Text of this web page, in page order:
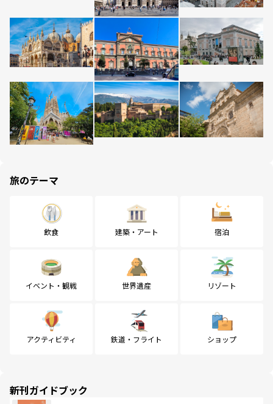
旅のテーマ
飲食 建築・アート 宿泊
イベント・観戦 世界遺産 リゾート
アクティビティ 鉄道・フライト ショップ
新刊ガイドブック